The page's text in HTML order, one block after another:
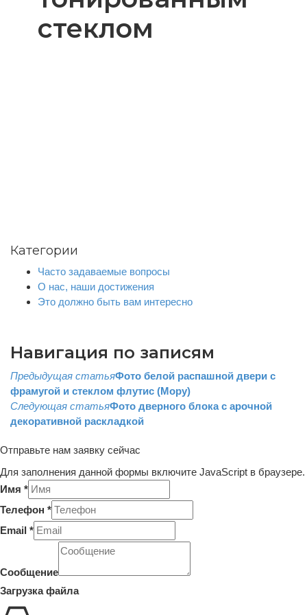
стеклом
Категории
Часто задаваемые вопросы
О нас, наши достижения
Это должно быть вам интересно
Навигация по записям
Предыдущая статьяФото белой распашной двери с
фрамугой и стеклом флутис (Мору)
Следующая статьяФото дверного блока с арочной
декоративной раскладкой
Отправьте нам заявку сейчас
Для заполнения данной формы включите JavaScript в браузере.
Имя *
Телефон *
Email *
Email
Сообщение
Загрузка файла